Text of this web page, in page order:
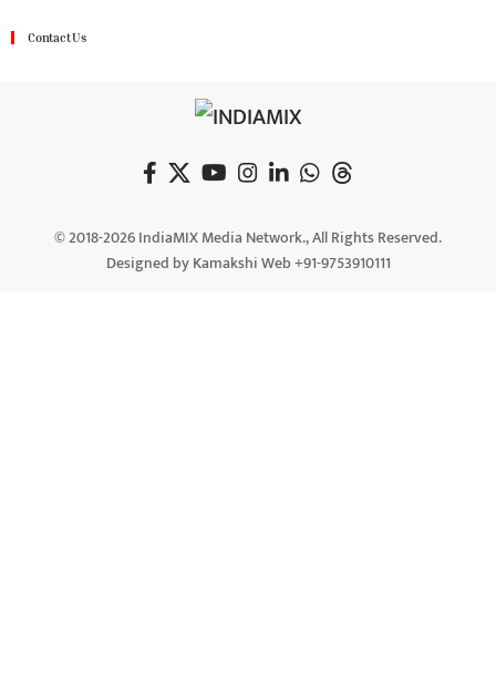
Contact Us
© 2018-2026 IndiaMIX Media Network., All Rights Reserved.
Designed by Kamakshi Web +91-9753910111